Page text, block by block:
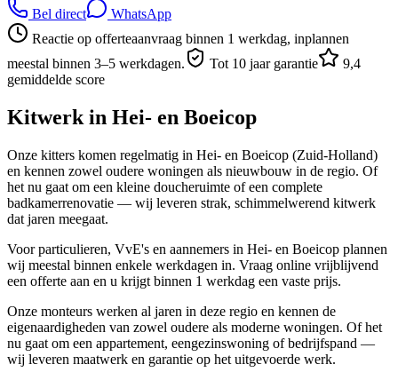
Bel direct
WhatsApp
Reactie op offerteaanvraag binnen 1 werkdag, inplannen
meestal binnen 3–5 werkdagen.
Tot 10 jaar garantie
9,4
gemiddelde score
Kitwerk in Hei- en Boeicop
Onze kitters komen regelmatig in Hei- en Boeicop (Zuid-Holland)
en kennen zowel oudere woningen als nieuwbouw in de regio. Of
het nu gaat om een kleine doucheruimte of een complete
badkamerrenovatie — wij leveren strak, schimmelwerend kitwerk
dat jaren meegaat.
Voor particulieren, VvE's en aannemers in Hei- en Boeicop plannen
wij meestal binnen enkele werkdagen in. Vraag online vrijblijvend
een offerte aan en u krijgt binnen 1 werkdag een vaste prijs.
Onze monteurs werken al jaren in deze regio en kennen de
eigenaardigheden van zowel oudere als moderne woningen. Of het
nu gaat om een appartement, eengezinswoning of bedrijfspand —
wij leveren maatwerk en garantie op het uitgevoerde werk.